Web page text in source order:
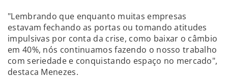
"Lembrando que enquanto muitas empresas
estavam fechando as portas ou tomando atitudes
impulsivas por conta da crise, como baixar o câmbio
em 40%, nós continuamos fazendo o nosso trabalho
com seriedade e conquistando espaço no mercado",
destaca Menezes.